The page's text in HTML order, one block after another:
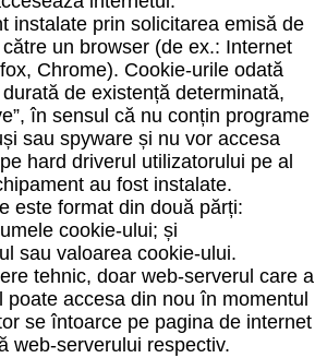
instalate prin solicitarea emisă de
un browser (de ex.: Internet
Chrome). Cookie-urile odată
de existență determinată,
în sensul că nu conțin programe
sau spyware și nu vor accesa
hard driverul utilizatorului pe al
au fost instalate.
este format din două părți:
cookie-ului; și
sau valoarea cookie-ului.
tehnic, doar web-serverul care a
accesa din nou în momentul
se întoarce pe pagina de internet
web-serverului respectiv.